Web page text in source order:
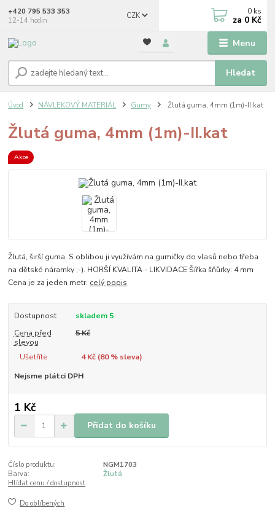
Menu
CZK
Hledat
+420 795 533 353
12-14 hodin
0 ks
za 0 Kč
Úvod NÁVLEKOVÝ MATERIÁL Gumy Žlutá guma, 4mm (1m)-II.kat
Žlutá guma, 4mm (1m)-II.kat
Akce
Žlutá, širší guma. S oblibou ji využívám na gumičky do vlasů nebo třeba
na dětské náramky ;-). HORŠÍ KVALITA - LIKVIDACE Šířka šňůrky: 4 mm
Cena je za jeden metr. celý popis
Dostupnost
skladem 5
Cena před
slevou
5 Kč
Ušetříte 4 Kč (80% sleva)
Nejsme plátci DPH
1 Kč
Přidat do košíku
Číslo produktu:
NGM1703
Barva:
Žlutá
Hlídat cenu / dostupnost
Do oblíbených